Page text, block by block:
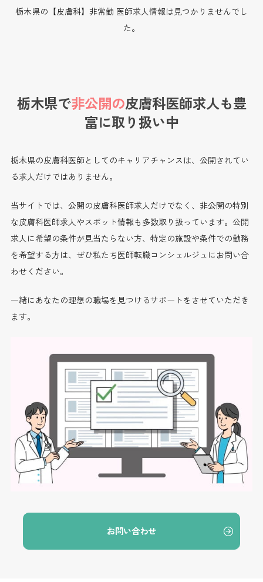
栃木県の【皮膚科】非常勤 医師求人情報は見つかりませんでし
た。
栃木県で非公開の皮膚科医師求人も豊
富に取り扱い中
栃木県の皮膚科医師としてのキャリアチャンスは、公開されてい
る求人だけではありません。
当サイトでは、公開の皮膚科医師求人だけでなく、非公開の特別
な皮膚科医師求人やスポット情報も多数取り扱っています。公開
求人に希望の条件が見当たらない方、特定の施設や条件での勤務
を希望する方は、ぜひ私たち医師転職コンシェルジュにお問い合
わせください。
一緒にあなたの理想の職場を見つけるサポートをさせていただき
ます。
お問い合わせ